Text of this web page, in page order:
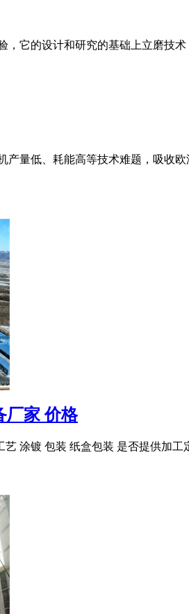
，它的设计和研究的基础上立磨技
产量低、耗能高等技术难题，吸收
厂家 价格
涂镀 包装 纸盒包装 是否提供加